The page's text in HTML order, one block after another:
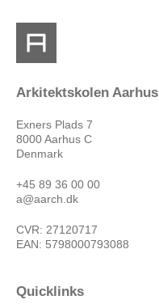
Arkitektskolen Aarhus
Exners Plads 7
8000 Aarhus C
Denmark
+45 89 36 00 00
a@aarch.dk
CVR: 27120717
EAN: 5798000793088
Quicklinks